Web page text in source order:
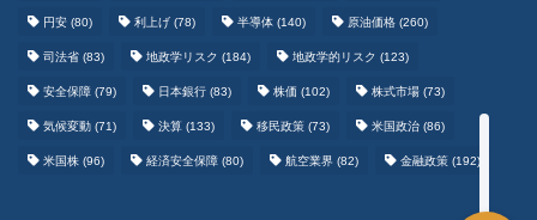
円安 (80) 利上げ (78) 半導体 (140) 原油価格 (260)
司法省 (83) 地政学リスク (184) 地政学的リスク (123)
安全保障 (79) 日本銀行 (83) 株価 (102) 株式市場 (73)
気候変動 (71) 決算 (133) 移民政策 (73) 米国政治 (86)
米国株 (96) 経済安全保障 (80) 航空業界 (82) 金融政策 (192)
野球まとめ
サッカーまとめ